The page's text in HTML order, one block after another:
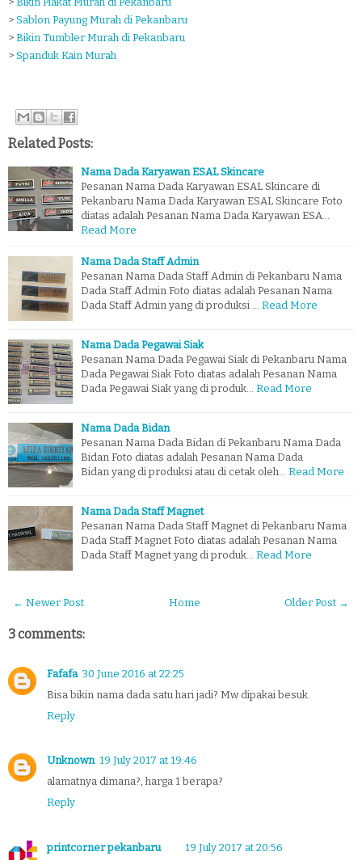
> Sablon Payung Murah di Pekanbaru
> Bikin Tumbler Murah di Pekanbaru
> Spanduk Kain Murah
Related Posts:
Nama Dada Karyawan ESAL Skincare
Pesanan Nama Dada Karyawan ESAL Skincare di
Pekanbaru Nama Dada Karyawan ESAL Skincare Foto
diatas adalah Pesanan Nama Dada Karyawan ESA…
Read More
Nama Dada Staff Admin
Pesanan Nama Dada Staff Admin di Pekanbaru Nama
Dada Staff Admin Foto diatas adalah Pesanan Nama
Dada Staff Admin yang di produksi … Read More
Nama Dada Pegawai Siak
Pesanan Nama Dada Pegawai Siak di Pekanbaru Nama
Dada Pegawai Siak Foto diatas adalah Pesanan Nama
Dada Pegawai Siak yang di produk… Read More
Nama Dada Bidan
Pesanan Nama Dada Bidan di Pekanbaru Nama Dada
Bidan Foto diatas adalah Pesanan Nama Dada
Bidan yang di produksi atau di cetak oleh… Read More
Nama Dada Staff Magnet
Pesanan Nama Dada Staff Magnet di Pekanbaru Nama
Dada Staff Magnet Foto diatas adalah Pesanan Nama
Dada Staff Magnet yang di produk… Read More
← Newer Post Older Post →
Home
3 comments:
Fafafa 30 June 2016 at 22:25
Bisa bikin nama dada satu hari jadi? Mw dipakai besuk.
Reply
Unknown 19 July 2017 at 19:46
alamatnya dimana?, harga 1 berapa?
Reply
printcorner pekanbaru
19 July 2017 at 20:56